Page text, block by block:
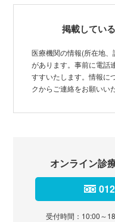
掲載してい
医療機関の情報(所在地
があります。事前に電話
すすいたします。情報に
クからご連絡をお願いい
オンライン診
受付時間：10:00～